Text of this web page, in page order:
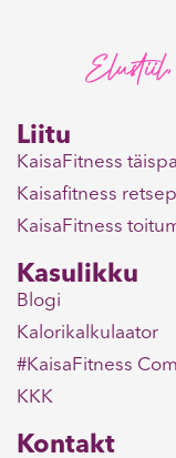
Elustiil,
Liitu
KaisaFitness
Kaisafitness
KaisaFitness
Kasulikku
Blogi
Kalorikalkulaator
#KaisaFitness
KKK
Kontakt